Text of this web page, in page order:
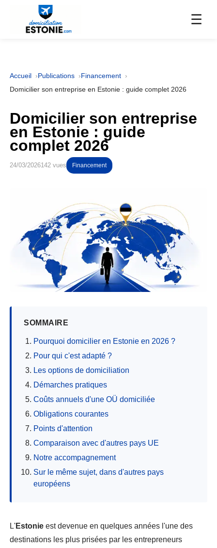
☰
Accueil Publications
Financement
Domicilier son entreprise en Estonie : guide complet 2026
Domicilier son entreprise
en Estonie : guide
complet 2026
24/03/2026142 vues Financement
SOMMAIRE
Pourquoi domicilier en Estonie en 2026 ?
Pour qui c'est adapté ?
Les options de domiciliation
Démarches pratiques
Coûts annuels d'une OÜ domiciliée
Obligations courantes
Points d'attention
Comparaison avec d'autres pays UE
Notre accompagnement
Sur le même sujet, dans d'autres pays
européens
L'Estonie est devenue en quelques années l'une des
destinations les plus prisées par les entrepreneurs